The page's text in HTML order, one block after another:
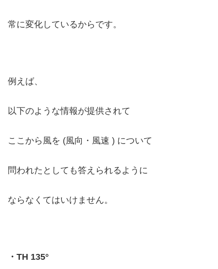
常に変化しているからです。
例えば、
以下のような情報が提供されて
ここから風を (風向・風速 ) について
問われたとしても答えられるように
ならなくてはいけません。
・TH 135°